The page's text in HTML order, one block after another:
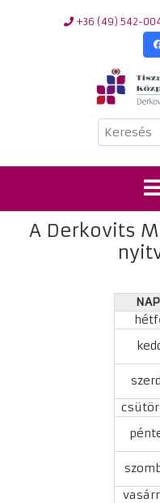
+36 (49) 542-
Keresés
A Derkovits
NAP